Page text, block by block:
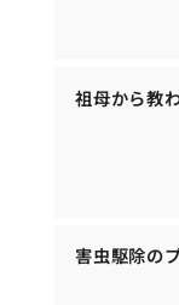
祖母から教
害虫駆除の